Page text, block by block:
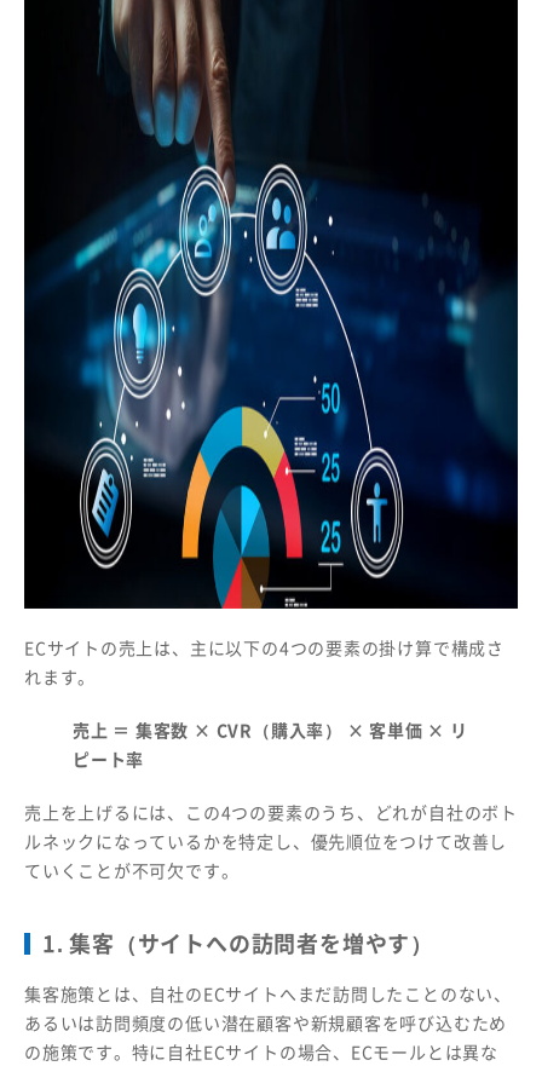
ECサイトの売上は、主に以下の4つの要素の掛け算で構成さ
れます。
売上 ＝ 集客数 × CVR（購入率） × 客単価 × リ
ピート率
売上を上げるには、この4つの要素のうち、どれが自社のボト
ルネックになっているかを特定し、優先順位をつけて改善し
ていくことが不可欠です。
1. 集客（サイトへの訪問者を増やす）
集客施策とは、自社のECサイトへまだ訪問したことのない、
あるいは訪問頻度の低い潜在顧客や新規顧客を呼び込むため
の施策です。特に自社ECサイトの場合、ECモールとは異な